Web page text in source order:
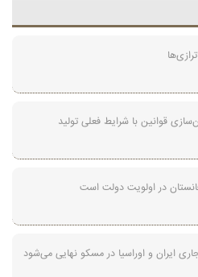
قوانین با شرایط فعلی تولید
در اولویت دولت است
ایران و اوراسیا در مسکو نهایی می‌شود